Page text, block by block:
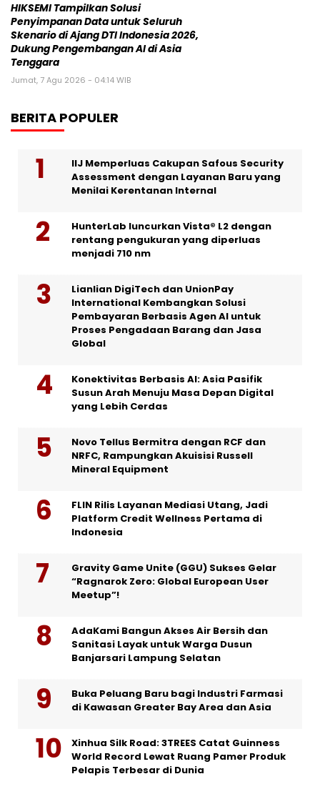
HIKSEMI Tampilkan Solusi
Penyimpanan Data untuk Seluruh
Skenario di Ajang DTI Indonesia 2026,
Dukung Pengembangan AI di Asia
Tenggara
Jumat, 7 Agu 2026 - 04:14 WIB
BERITA POPULER
IIJ Memperluas Cakupan Safous Security
Assessment dengan Layanan Baru yang
Menilai Kerentanan Internal
HunterLab luncurkan Vista® L2 dengan
rentang pengukuran yang diperluas
menjadi 710 nm
Lianlian DigiTech dan UnionPay
International Kembangkan Solusi
Pembayaran Berbasis Agen AI untuk
Proses Pengadaan Barang dan Jasa
Global
Konektivitas Berbasis AI: Asia Pasifik
Susun Arah Menuju Masa Depan Digital
yang Lebih Cerdas
Novo Tellus Bermitra dengan RCF dan
NRFC, Rampungkan Akuisisi Russell
Mineral Equipment
FLIN Rilis Layanan Mediasi Utang, Jadi
Platform Credit Wellness Pertama di
Indonesia
Gravity Game Unite (GGU) Sukses Gelar
“Ragnarok Zero: Global European User
Meetup”!
AdaKami Bangun Akses Air Bersih dan
Sanitasi Layak untuk Warga Dusun
Banjarsari Lampung Selatan
Buka Peluang Baru bagi Industri Farmasi
di Kawasan Greater Bay Area dan Asia
Xinhua Silk Road: 3TREES Catat Guinness
World Record Lewat Ruang Pamer Produk
Pelapis Terbesar di Dunia